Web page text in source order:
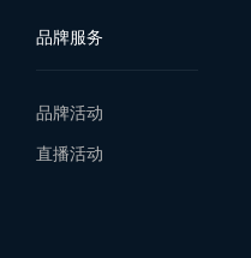
品牌服务
品牌活动
直播活动